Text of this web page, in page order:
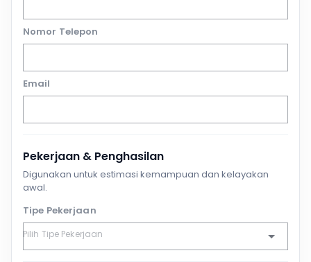
Nomor Telepon
Email
Pekerjaan & Penghasilan
Digunakan untuk estimasi kemampuan dan kelayakan
awal.
Tipe Pekerjaan